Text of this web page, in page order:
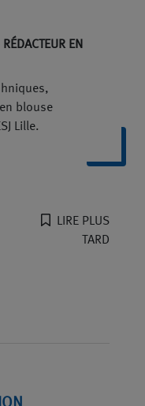
EN
blouse
Lille.
LIRE PLUS
TARD